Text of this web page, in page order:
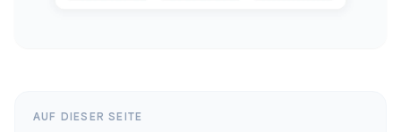
AUF DIESER SEITE